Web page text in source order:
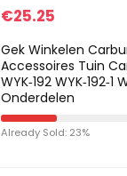
€25.25
Gek Winkelen
Accessoires Tuin
WYK‑192
Onderdelen
Already Sold: 23%